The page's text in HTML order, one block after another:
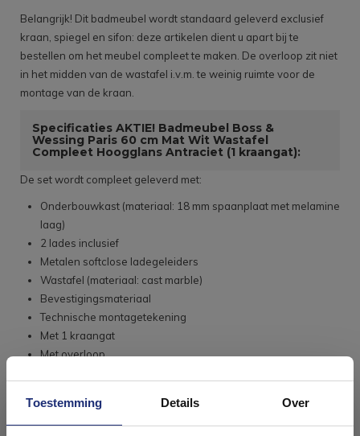
Toestemming Details Over
Belangrijk! Dit badmeubel wordt standaard geleverd exclusief
kraan, spiegel en sifon: deze artikelen dient u apart bij te
bestellen om het meubel compleet te maken. De overloop zit niet
in het midden van de wastafel i.v.m. te weinig ruimte voor de
montage van de kraan.
Specificaties AKTIE! Badmeubel Boss &
Wessing Paris 60 cm Mat Wit Wastafel
Compleet Hoogglans Antraciet (1 kraangat):
De set wordt compleet geleverd met:
Onderbouwkast (materiaal: 18 mm spaanplaat met melamine
laag)
2 lades inclusief
Metalen softclose ladegeleiders
Wastafel (materiaal: cast marble)
Bevestigingsmateriaal
Technische montagetekening
Met 1 kraangat
Met overloop
afvoer!